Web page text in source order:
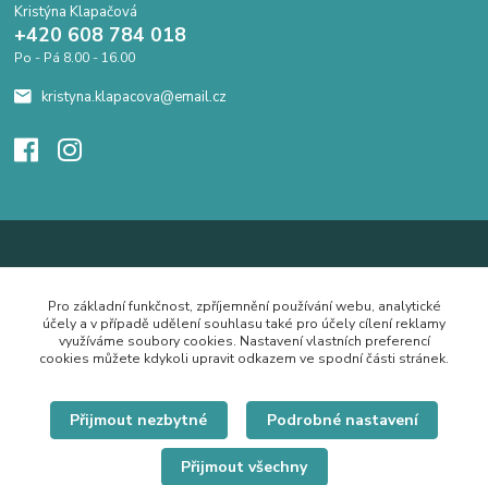
Kristýna Klapačová
+420 608 784 018
Po - Pá 8.00 - 16.00
kristyna.klapacova@email.cz
Pro základní funkčnost, zpříjemnění používání webu, analytické
účely a v případě udělení souhlasu také pro účely cílení reklamy
využíváme soubory cookies. Nastavení vlastních preferencí
cookies můžete kdykoli upravit odkazem ve spodní části stránek.
Přijmout nezbytné Podrobné nastavení
Přijmout všechny